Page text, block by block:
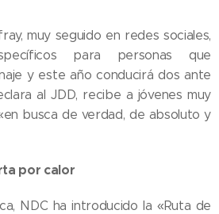
muy seguido en redes sociales,
para personas que
y este año conducirá dos ante
al JDD, recibe a jóvenes muy
busca de verdad, de absoluto y
por calor
NDC ha introducido la «Ruta de